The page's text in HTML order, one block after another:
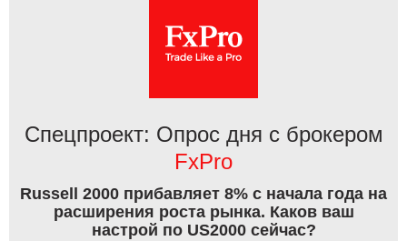
Спецпроект: Опрос дня с брокером
FxPro
Russell 2000 прибавляет 8% с начала года на
расширения роста рынка. Каков ваш
настрой по US2000 сейчас?